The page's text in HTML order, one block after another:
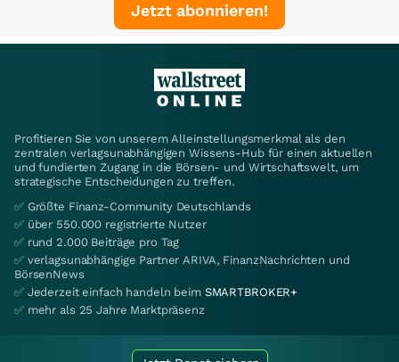
Jetzt abonnieren!
Profitieren Sie von unserem Alleinstellungsmerkmal als den
zentralen verlagsunabhängigen Wissens-Hub für einen aktuellen
und fundierten Zugang in die Börsen- und Wirtschaftswelt, um
strategische Entscheidungen zu treffen.
✅ Größte Finanz-Community Deutschlands
✅ über 550.000 registrierte Nutzer
✅ rund 2.000 Beiträge pro Tag
✅ verlagsunabhängige Partner ARIVA, FinanzNachrichten und
BörsenNews
✅ Jederzeit einfach handeln beim SMARTBROKER+
✅ mehr als 25 Jahre Marktpräsenz